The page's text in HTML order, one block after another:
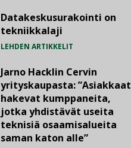
Datakeskusurakointi on
tekniikkalaji
LEHDEN ARTIKKELIT
Jarno Hacklin Cervin
yrityskaupasta: ”Asiakkaat
hakevat kumppaneita,
jotka yhdistävät useita
teknisiä osaamisalueita
saman katon alle”